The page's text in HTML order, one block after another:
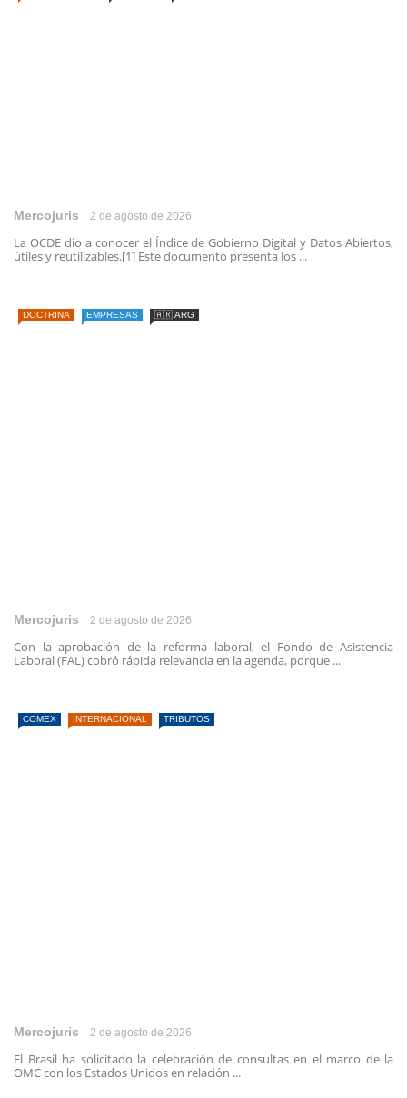
Mercojuris 2 de agosto de 2026
La OCDE dio a conocer el Índice de Gobierno Digital y Datos Abiertos,
útiles y reutilizables.[1] Este documento presenta los ...
DOCTRINA EMPRESAS 🇦🇷 ARG
Mercojuris 2 de agosto de 2026
Con la aprobación de la reforma laboral, el Fondo de Asistencia
Laboral (FAL) cobró rápida relevancia en la agenda, porque ...
COMEX INTERNACIONAL TRIBUTOS
Mercojuris 2 de agosto de 2026
El Brasil ha solicitado la celebración de consultas en el marco de la
OMC con los Estados Unidos en relación ...